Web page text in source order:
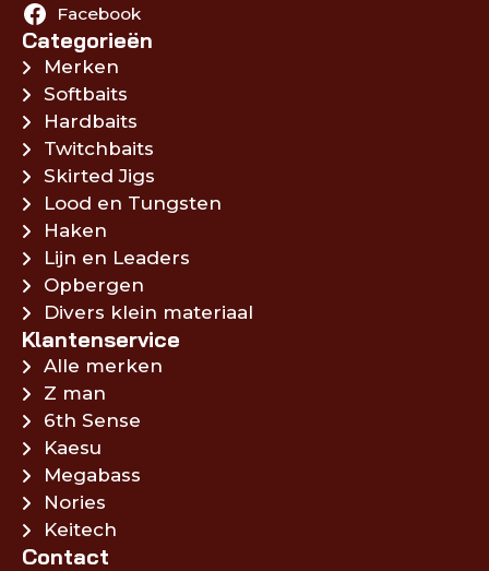
Facebook
Categorieën
Merken
Softbaits
Hardbaits
Twitchbaits
Skirted Jigs
Lood en Tungsten
Haken
Lijn en Leaders
Opbergen
Divers klein materiaal
Klantenservice
Alle merken
Z man
6th Sense
Kaesu
Megabass
Nories
Keitech
Contact